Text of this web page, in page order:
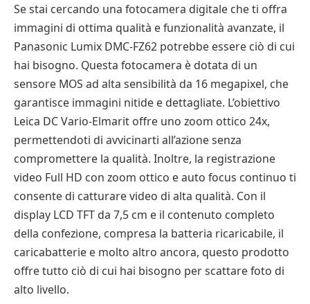
Se stai cercando una fotocamera digitale che ti offra
immagini di ottima qualità e funzionalità avanzate, il
Panasonic Lumix DMC-FZ62 potrebbe essere ciò di cui
hai bisogno. Questa fotocamera è dotata di un
sensore MOS ad alta sensibilità da 16 megapixel, che
garantisce immagini nitide e dettagliate. L’obiettivo
Leica DC Vario-Elmarit offre uno zoom ottico 24x,
permettendoti di avvicinarti all’azione senza
compromettere la qualità. Inoltre, la registrazione
video Full HD con zoom ottico e auto focus continuo ti
consente di catturare video di alta qualità. Con il
display LCD TFT da 7,5 cm e il contenuto completo
della confezione, compresa la batteria ricaricabile, il
caricabatterie e molto altro ancora, questo prodotto
offre tutto ciò di cui hai bisogno per scattare foto di
alto livello.